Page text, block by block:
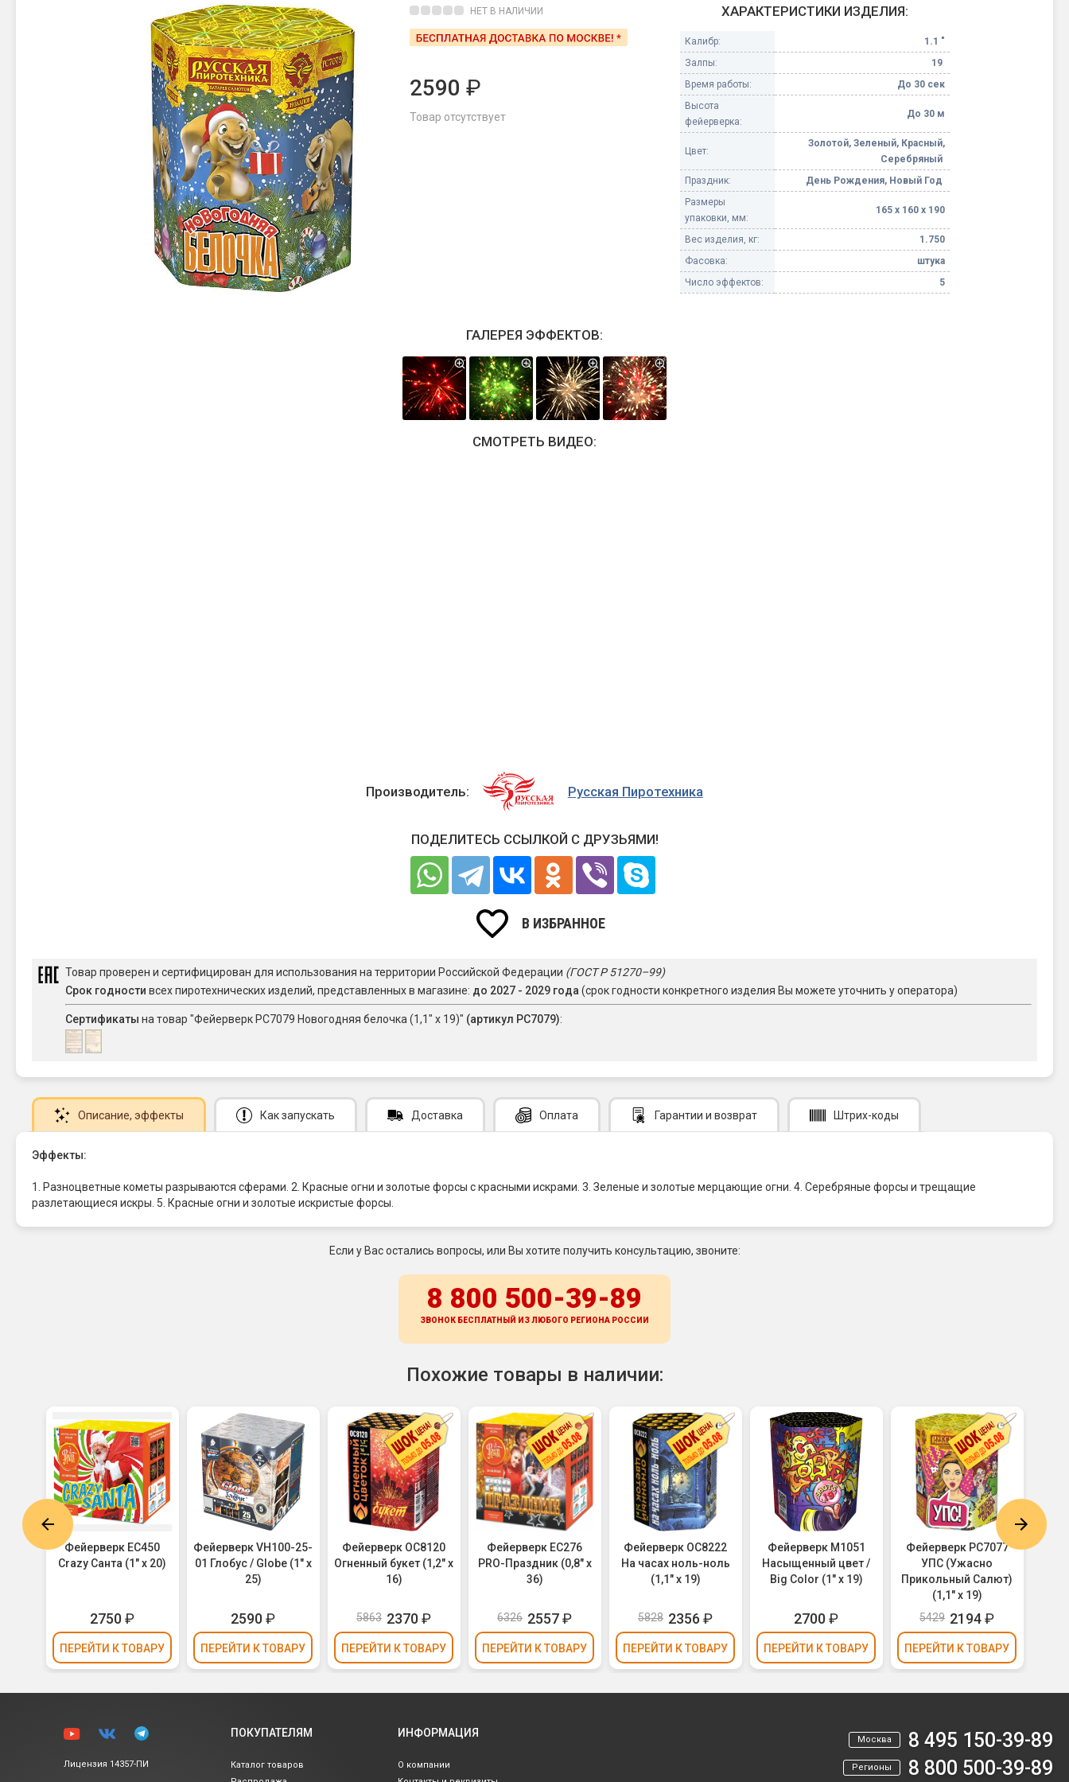
Новинки 2025/26
Фейерверки на свадьбу
Батареи салютов
Маленькие фейерверки
Средние фейерверки
Большие фейерверки
Петарды
Терочные
Фитильные
Лимонки, гранаты
Корсары
Летающие и наземные
Бабочки, пчелы
Жуки
Циркоблицы
Цветной дым и огонь
Бенгальские огни малые
Бенгальские огни большие
Фонтаны в торт (холодные)
Фонтаны сценические (холодные)
Фестивальные шары
Небесные фонарики
Оборудование для
Елочные гирлянды
Фейерверк-шоу
НЕТ В НАЛИЧИИ
2590 ₽
Товар отсутствует
ХАРАКТЕРИСТИКИ ИЗДЕЛИЯ:
Калибр:
1.1 "
Залпы:
19
Время работы:
До 30 сек
Высота
фейерверка:
До 30 м
Цвет:
Золотой, Зеленый, Красный,
Серебряный
Праздник:
День Рождения, Новый Год
Размеры
упаковки, мм:
165 х 160 х 190
Вес изделия, кг:
1.750
Фасовка:
штука
Число эффектов:
5
ГАЛЕРЕЯ ЭФФЕКТОВ:
СМОТРЕТЬ ВИДЕО:
Производитель: Русская Пиротехника
ПОДЕЛИТЕСЬ ССЫЛКОЙ С ДРУЗЬЯМИ!
В ИЗБРАННОЕ
Товар проверен и сертифицирован для использования на территории Российской Федерации (ГОСТ Р 51270–99)
Срок годности всех пиротехнических изделий, представленных в магазине: до 2027 - 2029 года (срок годности конкретного изделия Вы можете уточнить у оператора)
Сертификаты на товар "Фейерверк РС7079 Новогодняя белочка (1,1" х 19)" (артикул РС7079):
Описание, эффекты Как запускать Доставка Оплата Гарантии и возврат Штрих-коды
Эффекты:
1. Разноцветные кометы разрываются сферами. 2. Красные огни и золотые форсы с красными искрами. 3. Зеленые и золотые мерцающие огни. 4. Серебряные форсы и трещащие
разлетающиеся искры. 5. Красные огни и золотые искристые форсы.
Если у Вас остались вопросы, или Вы хотите получить консультацию, звоните:
8 800 500-39-89
ЗВОНОК БЕСПЛАТНЫЙ ИЗ ЛЮБОГО РЕГИОНА РОССИИ
Похожие товары в наличии:
Фейерверк ЕС450
Crazy Санта (1" х 20)
2750₽
ПЕРЕЙТИ К ТОВАРУ
Фейерверк VH100-25-
01 Глобус / Globe (1" х
25)
2590₽
ПЕРЕЙТИ К ТОВАРУ
Фейерверк ОС8120
Огненный букет (1,2" х
16)
5863 2370₽
ПЕРЕЙТИ К ТОВАРУ
Фейерверк ЕС276
PRO-Праздник (0,8" х
36)
6326 2557₽
ПЕРЕЙТИ К ТОВАРУ
Фейерверк ОС8222
На часах ноль-ноль
(1,1" х 19)
5828 2356 ₽
ПЕРЕЙТИ К ТОВАРУ
Фейерверк M1051
Насыщенный цвет /
Big Color (1" х 19)
2700₽
ПЕРЕЙТИ К ТОВАРУ
Фейерверк РС7077
УПС (Ужасно
Прикольный Салют)
(1,1" х 19)
5429 2194₽
ПЕРЕЙТИ К ТОВАРУ
Лицензия 14357-ПИ
ПОКУПАТЕЛЯМ
Каталог товаров
ИНФОРМАЦИЯ
О компании
Москва 8 495 150-39-89
Регионы 8 800 500-39-89